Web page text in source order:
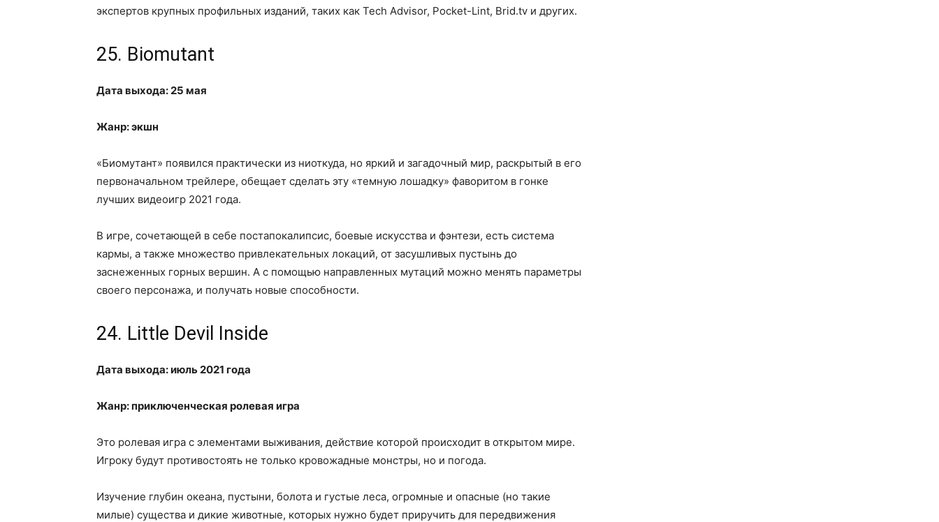
экспертов крупных профильных изданий, таких как Tech Advisor, Pocket-Lint, Brid.tv и других.
25. Biomutant
Дата выхода: 25 мая
Жанр: экшн
«Биомутант» появился практически из ниоткуда, но яркий и загадочный мир, раскрытый в его
первоначальном трейлере, обещает сделать эту «темную лошадку» фаворитом в гонке
лучших видеоигр 2021 года.
В игре, сочетающей в себе постапокалипсис, боевые искусства и фэнтези, есть система
кармы, а также множество привлекательных локаций, от засушливых пустынь до
заснеженных горных вершин. А с помощью направленных мутаций можно менять параметры
своего персонажа, и получать новые способности.
24. Little Devil Inside
Дата выхода: июль 2021 года
Жанр: приключенческая ролевая игра
Это ролевая игра с элементами выживания, действие которой происходит в открытом мире.
Игроку будут противостоять не только кровожадные монстры, но и погода.
Изучение глубин океана, пустыни, болота и густые леса, огромные и опасные (но такие
милые) существа и дикие животные, которых нужно будет приручить для передвижения